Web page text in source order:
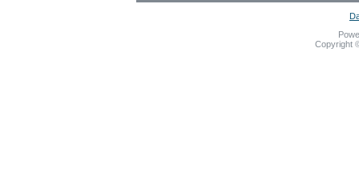
Copyright